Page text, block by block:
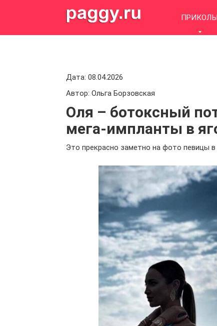
ПРИКОЛЫ
Дата: 08.04.2026
Автор: Ольга Борзовская
Оля – ботоксный
мега-импланты в
Это прекрасно заметно на фото певицы